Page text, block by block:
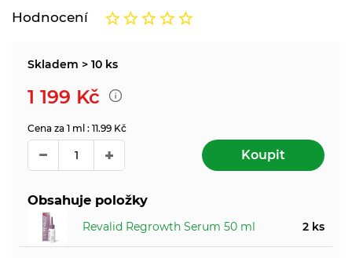
Hodnocení
Skladem > 10 ks
1 199 Kč
Cena za 1 ml : 11.99 Kč
Koupit
Obsahuje položky
Revalid Regrowth Serum 50 ml 2 ks